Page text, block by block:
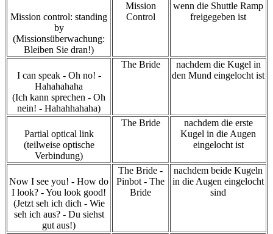
Mission control: standing
by
(Missionsüberwachung:
Bleiben Sie dran!)
Mission
Control
wenn die Shuttle Ramp
freigegeben ist
I can speak - Oh no! -
Hahahahaha
(Ich kann sprechen - Oh
nein! - Hahahhahaha)
The Bride
nachdem die Kugel in
den Mund eingelocht ist
Partial optical link
(teilweise optische
Verbindung)
The Bride
nachdem die erste
Kugel in die Augen
eingelocht ist
Now I see you! - How do
I look? - You look good!
(Jetzt seh ich dich - Wie
seh ich aus? - Du siehst
gut aus!)
The Bride -
Pinbot - The
Bride
nachdem beide Kugeln
in die Augen eingelocht
sind